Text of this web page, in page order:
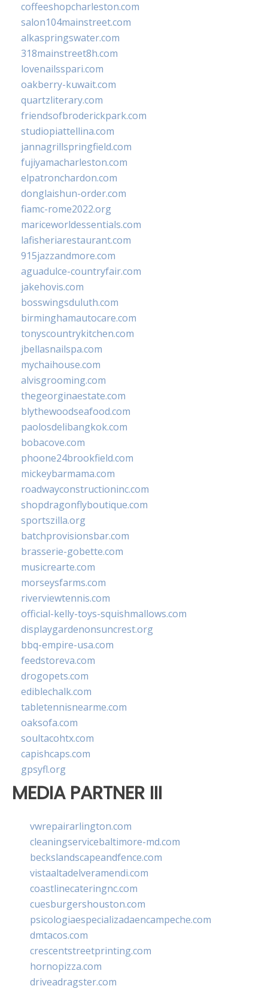
coffeeshopcharleston.com
salon104mainstreet.com
alkaspringswater.com
318mainstreet8h.com
lovenailsspari.com
oakberry-kuwait.com
quartzliterary.com
friendsofbroderickpark.com
studiopiattellina.com
jannagrillspringfield.com
fujiyamacharleston.com
elpatronchardon.com
donglaishun-order.com
fiamc-rome2022.org
mariceworldessentials.com
lafisheriarestaurant.com
915jazzandmore.com
aguadulce-countryfair.com
jakehovis.com
bosswingsduluth.com
birminghamautocare.com
tonyscountrykitchen.com
jbellasnailspa.com
mychaihouse.com
alvisgrooming.com
thegeorginaestate.com
blythewoodseafood.com
paolosdelibangkok.com
bobacove.com
phoone24brookfield.com
mickeybarmama.com
roadwayconstructioninc.com
shopdragonflyboutique.com
sportszilla.org
batchprovisionsbar.com
brasserie-gobette.com
musicrearte.com
morseysfarms.com
riverviewtennis.com
official-kelly-toys-squishmallows.com
displaygardenonsuncrest.org
bbq-empire-usa.com
feedstoreva.com
drogopets.com
ediblechalk.com
tabletennisnearme.com
oaksofa.com
soultacohtx.com
capishcaps.com
gpsyfl.org
MEDIA PARTNER III
vwrepairarlington.com
cleaningservicebaltimore-md.com
beckslandscapeandfence.com
vistaaltadelveramendi.com
coastlinecateringnc.com
cuesburgershouston.com
psicologiaespecializadaencampeche.com
dmtacos.com
crescentstreetprinting.com
hornopizza.com
driveadragster.com